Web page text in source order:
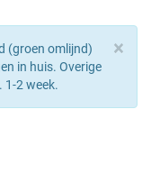
×
(groen omlijnd)
in huis. Overige
1-2 week.